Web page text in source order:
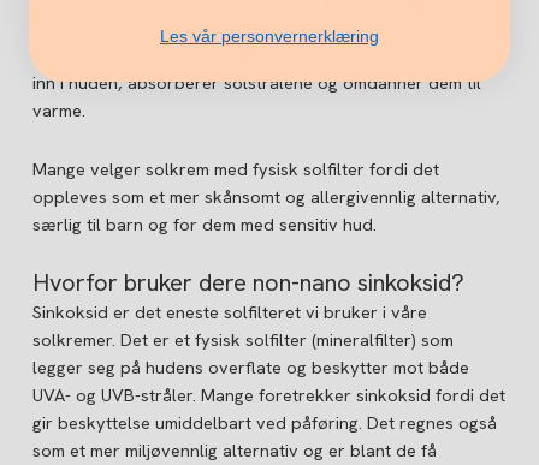
reflekterer solstrålene bort. Dette gir umiddelbar
beskyttelse ved påføring. Kjemiske solfiltre trekker derimot
inn i huden, absorberer solstrålene og omdanner dem til
varme.
Mange velger solkrem med fysisk solfilter fordi det
oppleves som et mer skånsomt og allergivennlig alternativ,
særlig til barn og for dem med sensitiv hud.
Hvorfor bruker dere non-nano sinkoksid?
Sinkoksid er det eneste solfilteret vi bruker i våre
solkremer. Det er et fysisk solfilter (mineralfilter) som
legger seg på hudens overflate og beskytter mot både
UVA- og UVB-stråler. Mange foretrekker sinkoksid fordi det
gir beskyttelse umiddelbart ved påføring. Det regnes også
som et mer miljøvennlig alternativ og er blant de få
Les vår personvernerklæring